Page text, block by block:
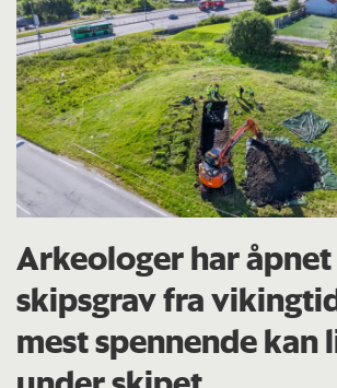
Arkeologer har åpnet
skipsgrav fra
mest spennende kan